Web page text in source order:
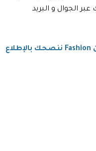
الجوال و البريد
متاجر إلكترونية مشابهة بموقع فاشن Fashion ننصحك بالإطلاع